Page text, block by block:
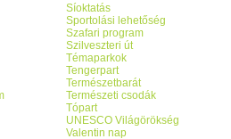
Síoktatás
Sportolási lehetőség
Szafari program
Szilveszteri út
Témaparkok
Tengerpart
Természetbarát
Természeti csodák
Tópart
UNESCO Világörökség
Valentin nap